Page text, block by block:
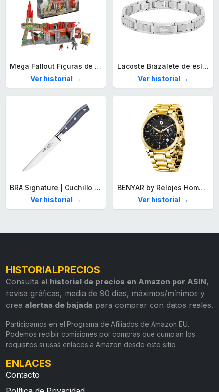
Mega Fallout Figuras de acción y Juguetes de construcción, Parada de Camiones Red Rocket con 824 Piezas, 2 Personajes articulados y Accesorios, para coleccionistas, HXT00
Ver historial →
Lacoste Brazalete de eslabón para Hombre Colección STENCIL de Acero inoxidable
Ver historial →
BRA Signature | Cuchillo tomatero 120 mm, Acero Inoxidable alemán forjado con Molibdeno Vanadio, Mango Remachado ABS, Diseño Ergonómico, Hoja 1,6 mm espesor
Ver historial →
BENYAR by Relojes Hombre Analógico Cuarzo Cronografo Impermeable Luminoso Fecha Moda Casual Reloj de Pulsera Elegante Regalo para Hombre
Ver historial →
HISTORIALPRECIOS
Consulta el historial de precios en Amazon por ASIN,
revisa gráficas, media de 90 días, máximos/mínimos y
crea alertas de bajada para comprar con datos reales.
Participamos en el Programa de Afiliados de Amazon EU.
Podemos recibir comisiones por compras que cumplan los
requisitos si usas enlaces a Amazon desde este sitio.
ENLACES
Contacto